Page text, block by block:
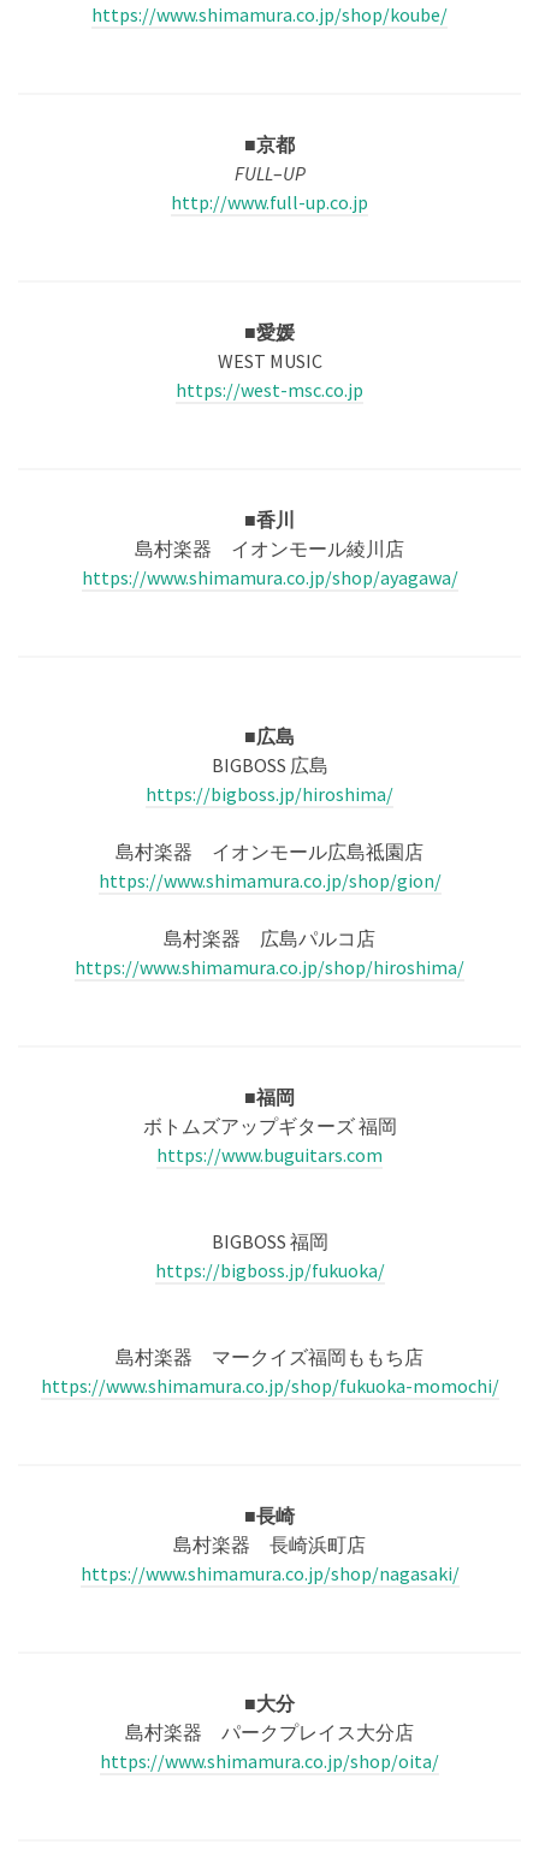
https://www.shimamura.co.jp/shop/koube/
■京都
FULL–UP
http://www.full-up.co.jp
■愛媛
WEST MUSIC
https://west-msc.co.jp
■香川
島村楽器 イオンモール綾川店
https://www.shimamura.co.jp/shop/ayagawa/
■広島
BIGBOSS 広島
https://bigboss.jp/hiroshima/
島村楽器 イオンモール広島祗園店
https://www.shimamura.co.jp/shop/gion/
島村楽器 広島パルコ店
https://www.shimamura.co.jp/shop/hiroshima/
■福岡
ボトムズアップギターズ 福岡
https://www.buguitars.com
BIGBOSS 福岡
https://bigboss.jp/fukuoka/
島村楽器 マークイズ福岡ももち店
https://www.shimamura.co.jp/shop/fukuoka-momochi/
■長崎
島村楽器 長崎浜町店
https://www.shimamura.co.jp/shop/nagasaki/
■大分
島村楽器 パークプレイス大分店
https://www.shimamura.co.jp/shop/oita/